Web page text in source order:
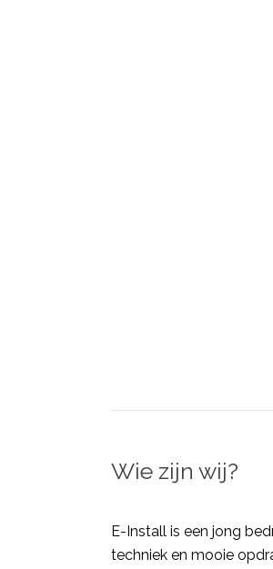
Wie zijn wij?
E-Install is een jong
techniek en mooie